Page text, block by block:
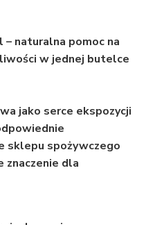
naturalna pomoc na
w jednej butelce
jako serce ekspozycji
sklepu spożywczego
znaczenie dla